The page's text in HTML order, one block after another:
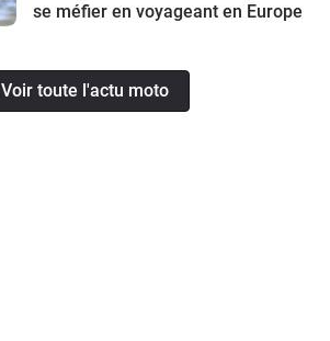
se méfier en voyageant en Europe
Voir toute l'actu moto